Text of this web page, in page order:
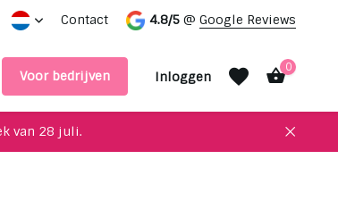
Contact 4.8/5 @ Google Reviews
Voor bedrijven Inloggen
0
van 28 juli.